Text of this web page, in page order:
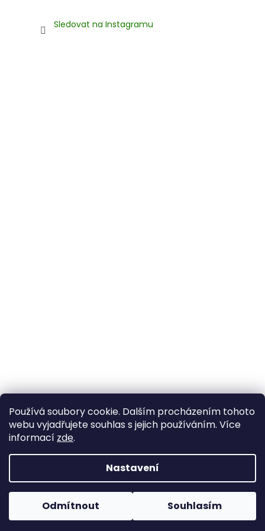
Používá soubory cookie. Dalším procházením tohoto
webu vyjadřujete souhlas s jejich používáním. Více
informací zde.
Nastavení
Odmítnout Souhlasím
Pokud u nás nenajdete konkrétní produkt, neváhejte se
ozvat. Ve většině případů jej můžeme zajistit na
Sledovat na Instagramu
Vytvořil Shoptet
Copyright 2026Horse life . Všechna práva vyhrazena.